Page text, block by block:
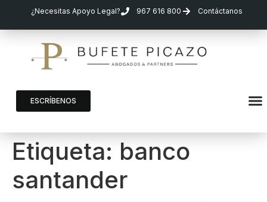
¿Necesitas Apoyo Legal? 967 616 800 Contáctanos
ESCRÍBENOS
Etiqueta: banco
santander